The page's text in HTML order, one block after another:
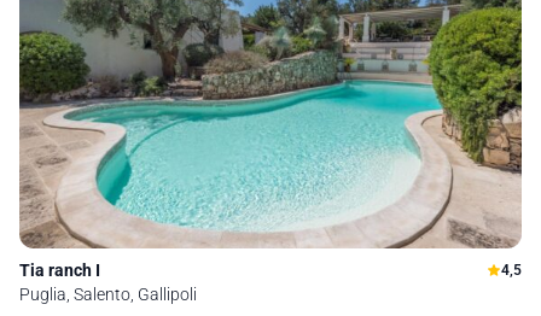
Tia ranch I 4,5
Puglia, Salento, Gallipoli